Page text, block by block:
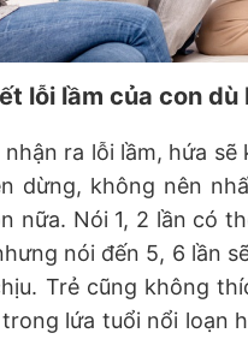
lỗi lầm của con
ra lỗi lầm, hứa sẽ
dừng, không nên
nữa. Nói 1, 2 lần có
nói đến 5, 6 lần
Trẻ cũng không
lứa tuổi nổi loạn